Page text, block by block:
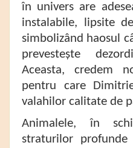
în univers are
instalabile, lipsite
simbolizând haosul
prevestește
Aceasta, credem
pentru care
valahilor calitate de
Animalele, în
straturilor